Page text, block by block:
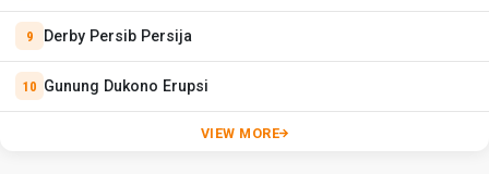
Derby Persib Persija
Gunung Dukono Erupsi
VIEW MORE